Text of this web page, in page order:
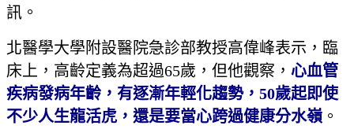
訊。
北醫學大學附設醫院急診部教授高偉峰表示， 臨
床上，高齡定義為超過65歲，但他觀察， 心血管
疾病發病年齡，有逐漸年輕化趨勢， 50歲起即使
不少人生龍活虎，還是要當心跨過健康分水嶺 。